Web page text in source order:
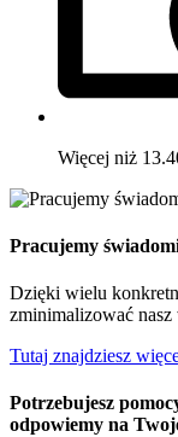
Więcej niż
Pracujemy
Dzięki wielu
zminimalizować
Tutaj znajdziesz
Potrzebujesz
odpowiemy na